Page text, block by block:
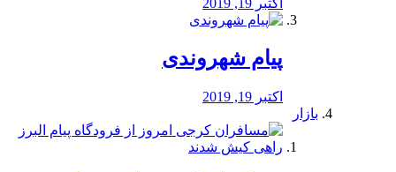
اکتبر 19, 2019
پیام شهروندی
اکتبر 19, 2019
بازار